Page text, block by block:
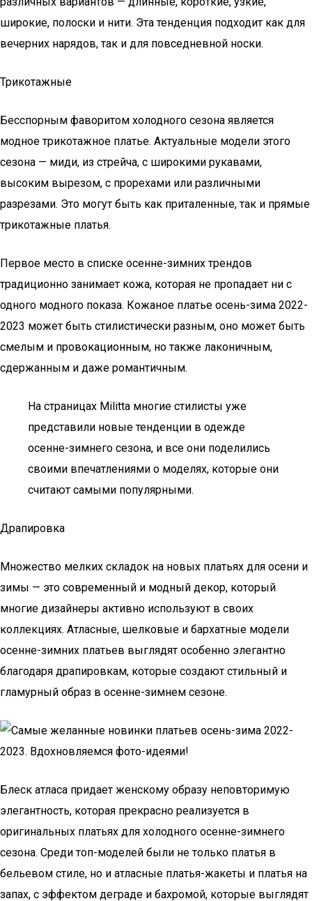
широкие, полоски и нити. Эта тенденция подходит как для
вечерних нарядов, так и для повседневной носки.
Трикотажные
Бесспорным фаворитом холодного сезона является
модное трикотажное платье. Актуальные модели этого
сезона — миди, из стрейча, с широкими рукавами,
высоким вырезом, с прорехами или различными
разрезами. Это могут быть как приталенные, так и прямые
трикотажные платья.
Первое место в списке осенне-зимних трендов
традиционно занимает кожа, которая не пропадает ни с
одного модного показа. Кожаное платье осень-зима 2022-
2023 может быть стилистически разным, оно может быть
смелым и провокационным, но также лаконичным,
сдержанным и даже романтичным.
На страницах Militta многие стилисты уже
представили новые тенденции в одежде
осенне-зимнего сезона, и все они поделились
своими впечатлениями о моделях, которые они
считают самыми популярными.
Драпировка
Множество мелких складок на новых платьях для осени и
зимы — это современный и модный декор, который
многие дизайнеры активно используют в своих
коллекциях. Атласные, шелковые и бархатные модели
осенне-зимних платьев выглядят особенно элегантно
благодаря драпировкам, которые создают стильный и
гламурный образ в осенне-зимнем сезоне.
Блеск атласа придает женскому образу неповторимую
элегантность, которая прекрасно реализуется в
оригинальных платьях для холодного осенне-зимнего
сезона. Среди топ-моделей были не только платья в
бельевом стиле, но и атласные платья-жакеты и платья на
запах, с эффектом деграде и бахромой, которые выглядят